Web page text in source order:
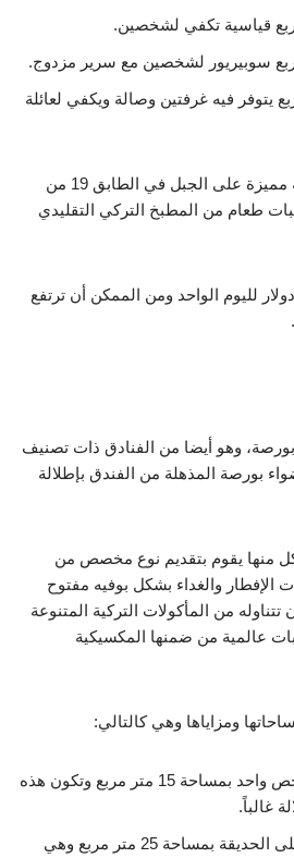
77 متر مربع يتوفر فيه غرفتين وصالة ويكفي لعائلة
مطعم الفندق يتميز بإطلالة مميزة على الجبل في الطابق 19 من
طعام من المطبخ التركي التقليدي
أسعار الفندق تبدأ من 100 دولار لليوم الواحد ومن الممكن أن ترتفع
وهو أيضا من الفنادق ذات تصنيف
بورصة المذهلة من الفندق بإطلالة
منها يقوم بتقديم نوع مخصص من
الإفطار والغداء بشكل بوفيه مفتوح
من المأكولات التركية المتنوعة
عالمية من ضمنها المكسيكية
ومزاياها وهي كالتالي:
غرف صغيرة تكفي لشخص واحد بمساحة 15 متر مربع وتكون هذه
غالباً.
غرف سوبيريور مطلة على الحديقة بمساحة 25 متر مربع وهي